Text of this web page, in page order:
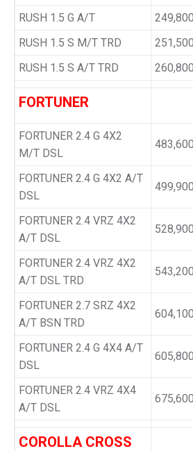
RUSH 1.5 G A/T
RUSH 1.5 S M/T TRD
RUSH 1.5 S A/T TRD
FORTUNER
FORTUNER 2.4 G 4X2
M/T DSL
FORTUNER 2.4 G 4X2 A/T
DSL
FORTUNER 2.4 VRZ 4X2
A/T DSL
FORTUNER 2.4 VRZ 4X2
A/T DSL TRD
FORTUNER 2.7 SRZ 4X2
A/T BSN TRD
FORTUNER 2.4 G 4X4 A/T
DSL
FORTUNER 2.4 VRZ 4X4
A/T DSL
COROLLA CROSS